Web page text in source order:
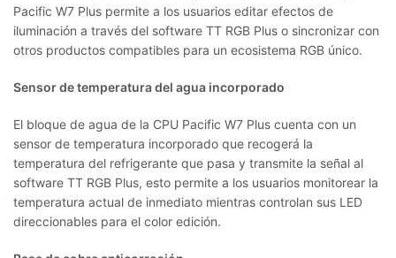
Pacific W7 Plus permite a los usuarios editar efectos de
iluminación a través del software TT RGB Plus o sincronizar con
otros productos compatibles para un ecosistema RGB único.
Sensor de temperatura del agua incorporado
El bloque de agua de la CPU Pacific W7 Plus cuenta con un
sensor de temperatura incorporado que recogerá la
temperatura del refrigerante que pasa y transmite la señal al
software TT RGB Plus, esto permite a los usuarios monitorear la
temperatura actual de inmediato mientras controlan sus LED
direccionables para el color edición.